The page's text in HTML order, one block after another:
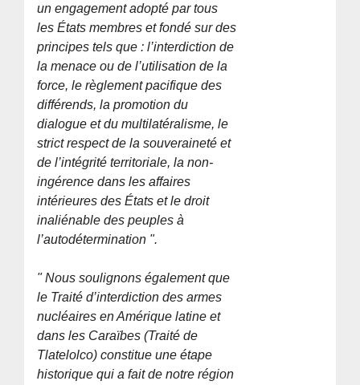
un engagement adopté par tous
les États membres et fondé sur des
principes tels que : l’interdiction de
la menace ou de l’utilisation de la
force, le règlement pacifique des
différends, la promotion du
dialogue et du multilatéralisme, le
strict respect de la souveraineté et
de l’intégrité territoriale, la non-
ingérence dans les affaires
intérieures des États et le droit
inaliénable des peuples à
l’autodétermination ".
" Nous soulignons également que
le Traité d’interdiction des armes
nucléaires en Amérique latine et
dans les Caraïbes (Traité de
Tlatelolco) constitue une étape
historique qui a fait de notre région